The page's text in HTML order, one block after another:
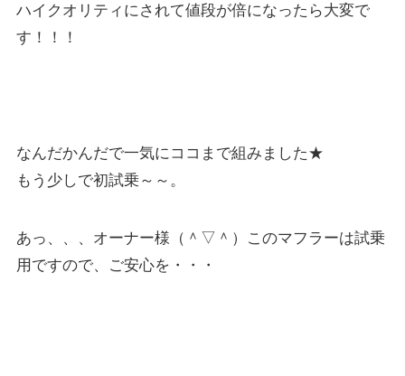
ハイクオリティにされて値段が倍になったら大変で
す！！！
なんだかんだで一気にココまで組みました★
もう少しで初試乗～～。
あっ、、、オーナー様（＾▽＾）このマフラーは試乗
用ですので、ご安心を・・・